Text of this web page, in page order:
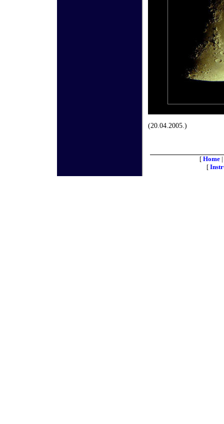
(20.04.2005.)
[ Home|
[